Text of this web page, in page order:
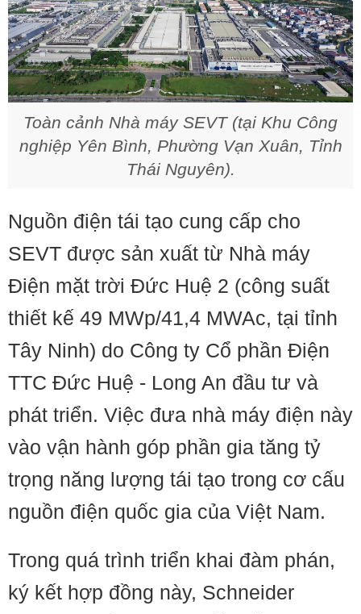
Toàn cảnh Nhà máy SEVT (tại Khu Công
nghiệp Yên Bình, Phường Vạn Xuân, Tỉnh
Thái Nguyên).
Nguồn điện tái tạo cung cấp cho
SEVT được sản xuất từ Nhà máy
Điện mặt trời Đức Huệ 2 (công suất
thiết kế 49 MWp/41,4 MWAc, tại tỉnh
Tây Ninh) do Công ty Cổ phần Điện
TTC Đức Huệ - Long An đầu tư và
phát triển. Việc đưa nhà máy điện này
vào vận hành góp phần gia tăng tỷ
trọng năng lượng tái tạo trong cơ cấu
nguồn điện quốc gia của Việt Nam.
Trong quá trình triển khai đàm phán,
ký kết hợp đồng này, Schneider